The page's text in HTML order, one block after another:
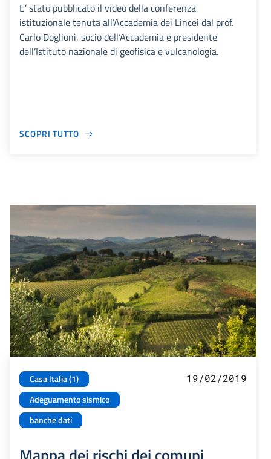
E’ stato pubblicato il video della conferenza
istituzionale tenuta all’Accademia dei Lincei dal prof.
Carlo Doglioni, socio dell’Accademia e presidente
dell’Istituto nazionale di geofisica e vulcanologia.
SCOPRI TUTTO
Casa Italia (1)
Adeguamento sismico
banche dati
19/02/2019